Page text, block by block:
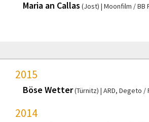
Maria an Callas (Jost) Moonfilm / BB
2015
Böse Wetter(Türnitz) ARD, Degeto /
2014